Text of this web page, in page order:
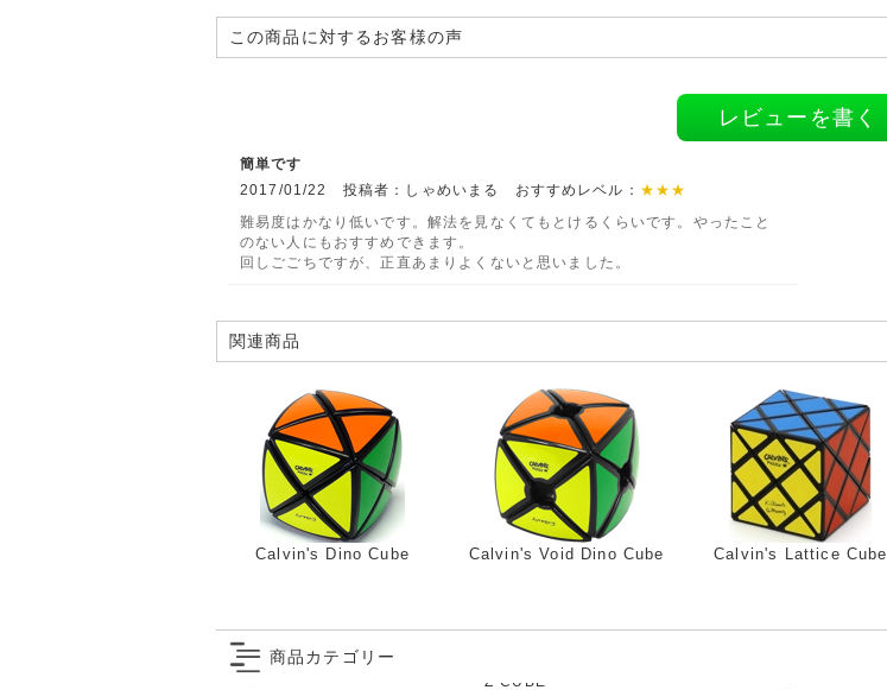
この商品に対するお客様の声
レビューを書く
簡単です
2017/01/22 投稿者：しゃめいまる おすすめレベル： ★★★
難易度はかなり低いです。解法を見なくてもとけるくらいです。やったこと
のない人にもおすすめできます。
回しごごちですが、正直あまりよくないと思いました。
関連商品
Calvin's Dino Cube Calvin's Void Dino Cube Calvin's Lattice Cube
商品カテゴリー